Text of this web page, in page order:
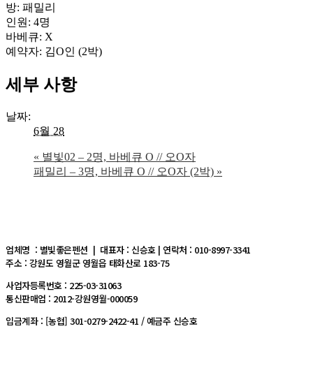
방: 패밀리
인원: 4명
바베큐: X
예약자: 김O인 (2박)
세부 사항
날짜:
6월 28
« 별빛02 – 2명, 바베큐 O // 오O자
패밀리 – 3명, 바베큐 O // 오O자 (2박) »
업체명 : 별빛좋은펜션 | 대표자 : 신승호 | 연락처 : 010-8997-3341
주소 : 강원도 영월군 영월읍 태화산로 183-75
사업자등록번호 : 225-03-31063
통신판매업 : 2012-강원영월-000059
입금계좌 : [농협] 301-0279-2422-41 / 예금주 신승호